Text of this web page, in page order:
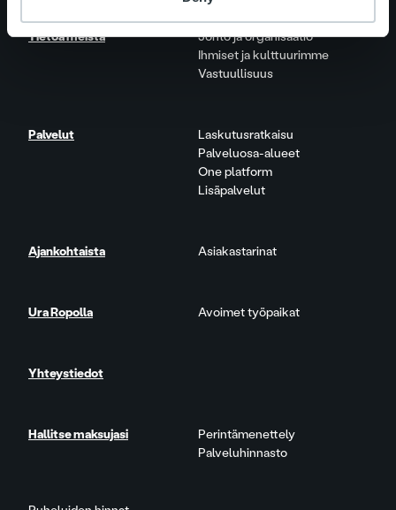
Tietoa meistä
Johto ja organisaatio
Ihmiset ja kulttuurimme
Vastuullisuus
Palvelut
Laskutusratkaisu
Palveluosa-alueet
One platform
Lisäpalvelut
Ajankohtaista Asiakastarinat
Ura Ropolla Avoimet työpaikat
Yhteystiedot
Hallitse maksujasi
Perintämenettely
Palveluhinnasto